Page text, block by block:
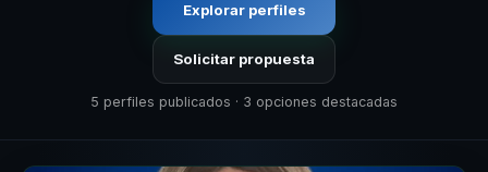
Explorar perfiles
Solicitar propuesta
5 perfiles publicados · 3 opciones destacadas